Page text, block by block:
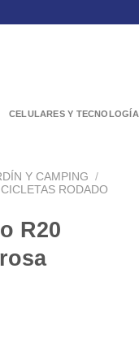
CELULARES Y TECNOLOGÍA
Y CAMPING
/
RODADO
R20